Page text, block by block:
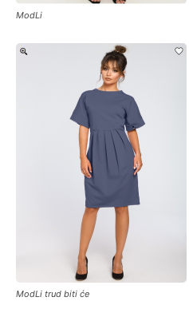
ModLi
ModLi trud biti će